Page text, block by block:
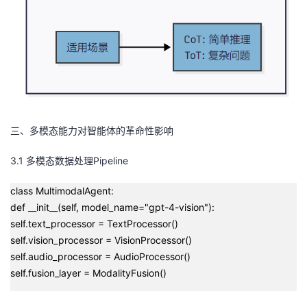
三、多模态能力对智能体的革命性影响
3.1 多模态数据处理Pipeline
class MultimodalAgent:
def __init__(self, model_name="gpt-4-vision"):
self.text_processor = TextProcessor()
self.vision_processor = VisionProcessor()
self.audio_processor = AudioProcessor()
self.fusion_layer = ModalityFusion()